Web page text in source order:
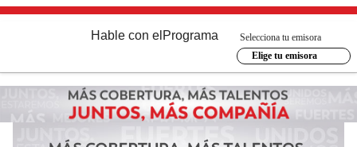
Hable con el Programa
Selecciona tu emisora
Elige tu emisora